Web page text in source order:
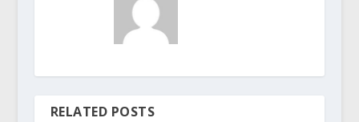
RELATED POSTS